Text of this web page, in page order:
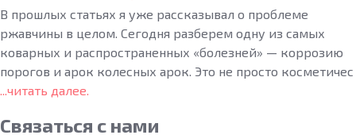
В прошлых статьях я уже рассказывал о проблеме
ржавчины в целом. Сегодня разберем одну из самых
коварных и распространенных «болезней» — коррозию
порогов и арок колесных арок. Это не просто косметичес
...читать далее.
Связаться с нами